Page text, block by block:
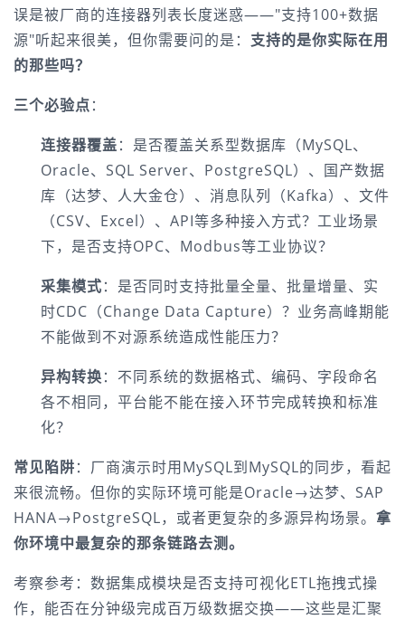
误是被厂商的连接器列表长度迷惑——"支持100+数据
源"听起来很美，但你需要问的是： 支持的是你实际在用
的那些吗？
三个必验点：
连接器覆盖：是否覆盖关系型数据库（MySQL、
Oracle、SQL Server、PostgreSQL）、国产数据
库（达梦、人大金仓）、消息队列（Kafka）、文件
（CSV、Excel）、API等多种接入方式？工业场景
下，是否支持OPC、Modbus等工业协议？
采集模式：是否同时支持批量全量、批量增量、实
时CDC（Change Data Capture）？业务高峰期能
不能做到不对源系统造成性能压力？
异构转换：不同系统的数据格式、编码、字段命名
各不相同，平台能不能在接入环节完成转换和标准
化？
常见陷阱：厂商演示时用MySQL到MySQL的同步，看起
来很流畅。但你的实际环境可能是Oracle→达梦、SAP
HANA→PostgreSQL，或者更复杂的多源异构场景。 拿
你环境中最复杂的那条链路去测。
考察参考：数据集成模块是否支持可视化ETL拖拽式操
作，能否在分钟级完成百万级数据交换——这些是汇聚